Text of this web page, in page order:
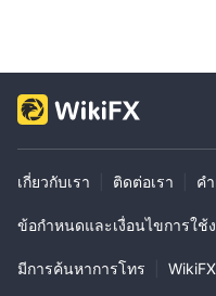
เพื่อเรียนรู้เกี่ยวกับความรู้พื้น
การสนับสนุนลูกค้า
โทรศัพท์:
สนับสนุนลูกค้าอาจทำให้การต
สรุป
เกี่ยวกับเรา ติดต่อเรา ค
ข้อกำหนดและเงื่อนไขการใช้
มีการค้นหาการโทร